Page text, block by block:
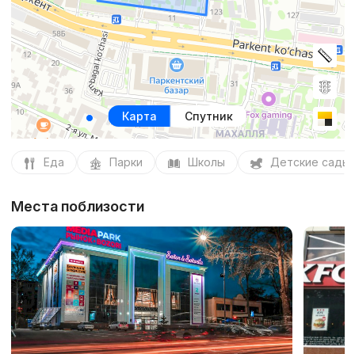
Карта Спутник
Еда Парки Школы Детские сады
Места поблизости